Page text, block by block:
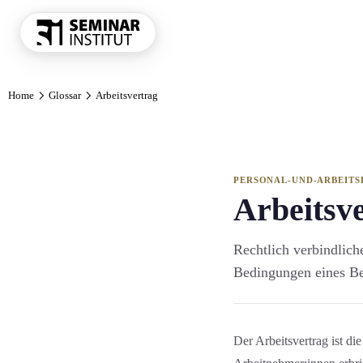
KI und
Projekt und
Personal und
Finanzen
Einkauf und
Home Glossar Arbeitsvertrag
PERSONAL-UND-
Rechtlich
Bedingungen eines
Der Arbeitsvertrag ist